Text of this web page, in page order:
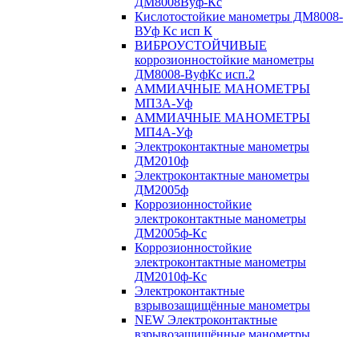
Кислотостойкие манометры ДМ8008-
ВУф Кс исп К
ВИБРОУСТОЙЧИВЫЕ
коррозионностойкие манометры
ДМ8008-ВуфКс исп.2
АММИАЧНЫЕ МАНОМЕТРЫ
МП3А-Уф
АММИАЧНЫЕ МАНОМЕТРЫ
МП4А-Уф
Электроконтактные манометры
ДМ2010ф
Электроконтактные манометры
ДМ2005ф
Коррозионностойкие
электроконтактные манометры
ДМ2005ф-Кс
Коррозионностойкие
электроконтактные манометры
ДМ2010ф-Кс
Электроконтактные
взрывозащищённые манометры
NEW Электроконтактные
взрывозащищённые манометры